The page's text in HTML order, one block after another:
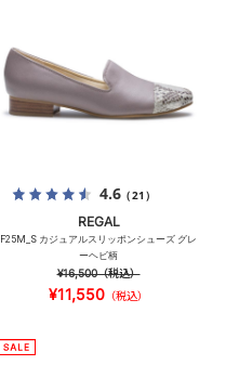
4.6（21）
REGAL
F25M_S カジュアルスリッポンシューズ グレ
ーヘビ柄
¥16,500（税込）
¥11,550 （税込）